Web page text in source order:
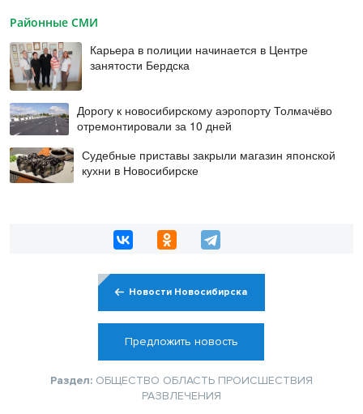
Районные СМИ
Карьера в полиции начинается в Центре
занятости Бердска
Дорогу к новосибирскому аэропорту Толмачёво
отремонтировали за 10 дней
Судебные приставы закрыли магазин японской
кухни в Новосибирске
Новости Новосибирска
Предложить новость
Раздел: ОБЩЕСТВО ОБЛАСТЬ ПРОИСШЕСТВИЯ
РАЗВЛЕЧЕНИЯ